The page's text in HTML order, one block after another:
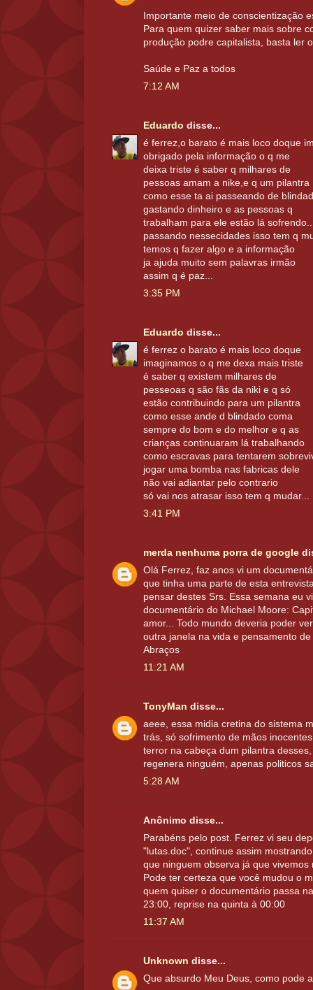
Importante meio de conscientização
Para quem quizer saber mais sobre
produção podre capitalista, basta ler
Saúde e Paz a todos
7:12 AM
Eduardo disse...
é ferrez,o barato é mais loco doque
obrigado pela informação o q me
deixa triste é saber q milhares de
pessoas amam a nike,e q um pilantra
como esse ta ai passeando de
gastando dinheiro e as pessoas q
trabalham para ele estão lá
passando nessecidades isso tem q
temos q fazer algo e a informação
ja ajuda muito sem palavras irmão
assim q é paz...
3:35 PM
Eduardo disse...
é ferrez o barato é mais loco doque
imaginamos o q me dexa mais triste
é saber q existem milhares de
pesseoas q são fãs da niki e q só
estão contribuindo para um pilantra
como esse ande d blindado coma
sempre do bom e do melhor e q as
crianças continuaram lá trabalhando
como escravas para tentarem
jogar uma bomba nas fabricas dele
não vai adiantar pelo contrario
só vai nos atrasar isso tem q mudar...
3:41 PM
merda nenhuma porra de google
Olá Ferrez, faz anos vi um
que tinha uma parte de esta
pensar destes Srs. Essa semana eu
documentário do Michael Moore:
amor... Todo mundo deveria poder
outra janela na vida e pensamento
Abraços
11:21 AM
TonyMan disse...
aeee, essa midia cretina do sistema
trás, só sofrimento de mãos
terror na cabeça dum pilantra
regenera ninguém, apenas politicos
5:28 AM
Anônimo disse...
Parabéns pelo post. Ferrez vi seu
"lutas.doc", continue assim
que ninguem observa já que
Pode ter certeza que você mudou o
quem quiser o documentário passa
23:00, reprise na quinta à 00:00
11:37 AM
Unknown disse...
Que absurdo Meu Deus, como pode